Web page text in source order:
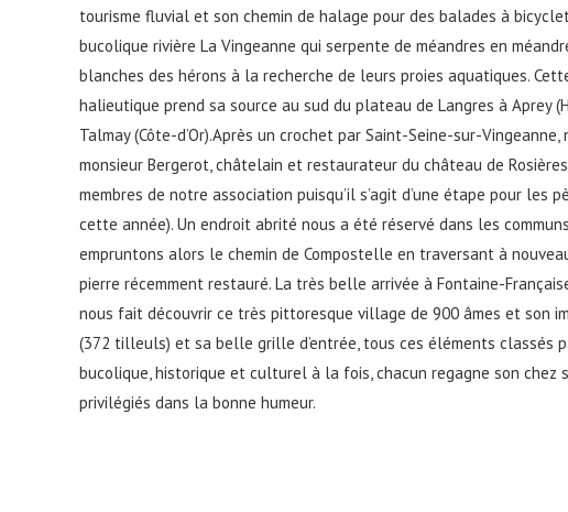
tourisme fluvial et son chemin de halage pour des balades à
bucolique rivière La Vingeanne qui serpente de méandres en
blanches des hérons à la recherche de leurs proies aquatiques.
halieutique prend sa source au sud du plateau de Langres à Aprey
Talmay (Côte-d’Or).Après un crochet par Saint-Seine-sur-
monsieur Bergerot, châtelain et restaurateur du château de
membres de notre association puisqu’il s’agit d’une étape pour les
cette année). Un endroit abrité nous a été réservé dans les
empruntons alors le chemin de Compostelle en traversant à
pierre récemment restauré. La très belle arrivée à Fontaine-
nous fait découvrir ce très pittoresque village de 900 âmes et son
(372 tilleuls) et sa belle grille d’entrée, tous ces éléments classés
bucolique, historique et culturel à la fois, chacun regagne son chez
privilégiés dans la bonne humeur.